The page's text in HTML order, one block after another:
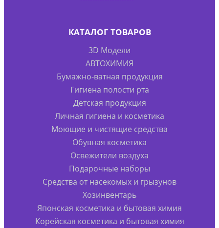
КАТАЛОГ ТОВАРОВ
3D Модели
АВТОХИМИЯ
Бумажно-ватная продукция
Гигиена полости рта
Детская продукция
Личная гигиена и косметика
Моющие и чистящие средства
Обувная косметика
Освежители воздуха
Подарочные наборы
Средства от насекомых и грызунов
Хозинвентарь
Японская косметика и бытовая химия
Корейская косметика и бытовая химия